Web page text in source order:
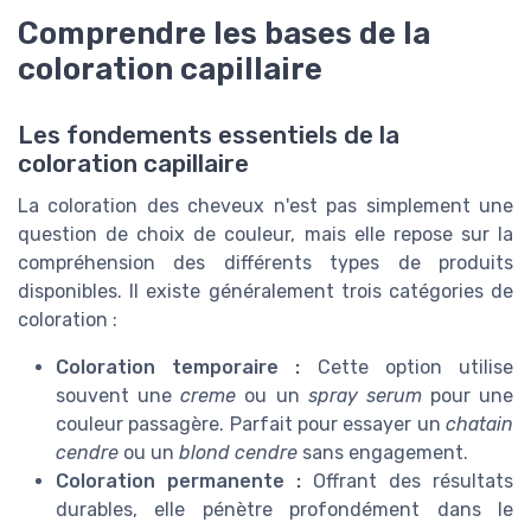
Comprendre les bases de la
coloration capillaire
Les fondements essentiels de la
coloration capillaire
La coloration des cheveux n'est pas simplement une
question de choix de couleur, mais elle repose sur la
compréhension des différents types de produits
disponibles. Il existe généralement trois catégories de
coloration :
Coloration temporaire : Cette option utilise
souvent unecreme ou un spray serumpour une
couleur passagère. Parfait pour essayer un chatain
cendre ou un blond cendre sans engagement.
Coloration permanente : Offrant des résultats
durables, elle pénètre profondément dans le